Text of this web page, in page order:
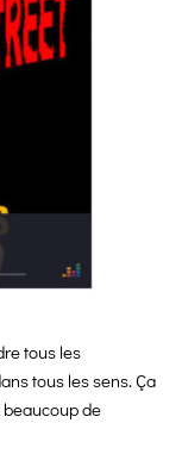
tous les
tous les sens. Ça
de